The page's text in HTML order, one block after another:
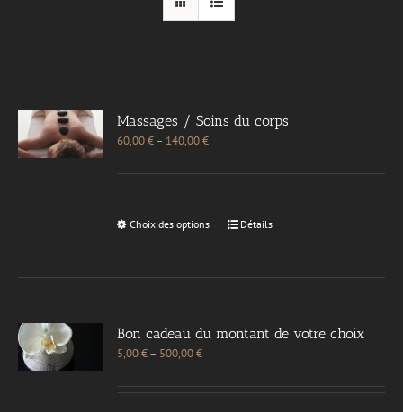
Massages / Soins du corps
60,00€– 140,00€
Choix des options Détails
Bon cadeau du montant de votre choix
5,00€– 500,00€